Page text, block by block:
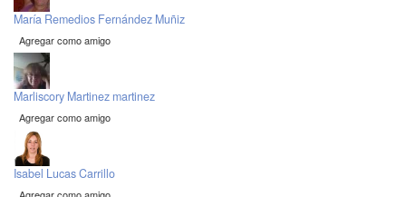
María Remedios Fernández Muñiz
Agregar como amigo
Marliscory Martinez martinez
Agregar como amigo
Isabel Lucas Carrillo